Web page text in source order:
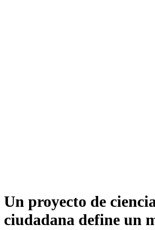
Un proyecto de
ciudadana define un